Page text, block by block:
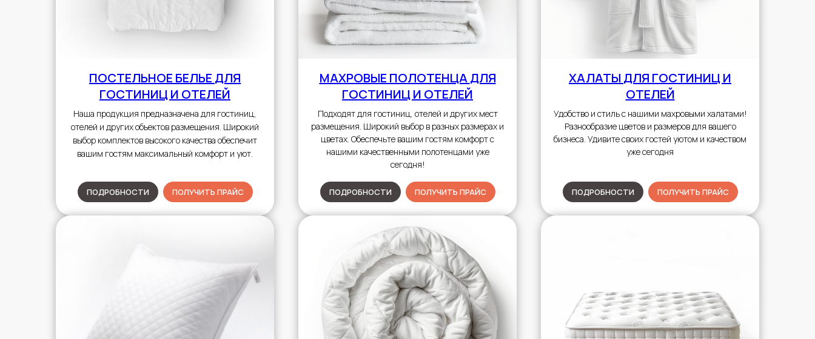
ПОСТЕЛЬНОЕ БЕЛЬЕ ДЛЯ
ГОСТИНИЦ И ОТЕЛЕЙ
Наша продукция предназначена для гостиниц,
отелей и других объектов размещения. Широкий
выбор комплектов высокого качества обеспечит
вашим гостям максимальный комфорт и уют.
ПОДРОБНОСТИ ПОЛУЧИТЬ ПРАЙС
МАХРОВЫЕ ПОЛОТЕНЦАДЛЯ
ГОСТИНИЦ И ОТЕЛЕЙ
Подходят для гостиниц, отелей и других мест
размещения. Широкий выбор в разных размерах и
цветах. Обеспечьте вашим гостям комфорт с
нашими качественными полотенцами уже
сегодня!
ПОДРОБНОСТИ ПОЛУЧИТЬ ПРАЙС
ХАЛАТЫ ДЛЯ ГОСТИНИЦ И
ОТЕЛЕЙ
Удобство и стиль с нашими махровыми халатами!
Разнообразие цветов и размеров для вашего
бизнеса. Удивите своих гостей уютом и качеством
уже сегодня
ПОДРОБНОСТИ ПОЛУЧИТЬ ПРАЙС